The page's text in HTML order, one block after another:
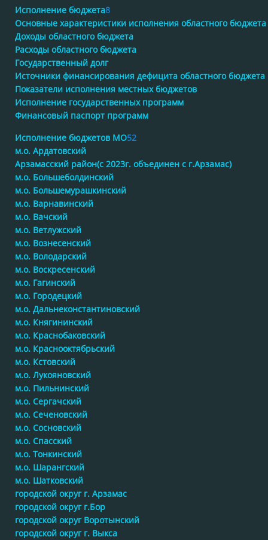
Исполнение бюджета8
Основные характеристики исполнения областного бюджета
Доходы областного бюджета
Расходы областного бюджета
Государственный долг
Источники финансирования дефицита областного бюджета
Показатели исполнения местных бюджетов
Исполнение государственных программ
Финансовый паспорт программ
Исполнение бюджетов МО52
м.о. Ардатовский
Арзамасский район(с 2023г. объединен с г.Арзамас)
м.о. Большеболдинский
м.о. Большемурашкинский
м.о. Варнавинский
м.о. Вачский
м.о. Ветлужский
м.о. Вознесенский
м.о. Володарский
м.о. Воскресенский
м.о. Гагинский
м.о. Городецкий
м.о. Дальнеконстантиновский
м.о. Княгининский
м.о. Краснобаковский
м.о. Краснооктябрьский
м.о. Кстовский
м.о. Лукояновский
м.о. Пильнинский
м.о. Сергачский
м.о. Сеченовский
м.о. Сосновский
м.о. Спасский
м.о. Тонкинский
м.о. Шарангский
м.о. Шатковский
городской округ г. Арзамас
городской округ г.Бор
городской округ Воротынский
городской округ г. Выкса